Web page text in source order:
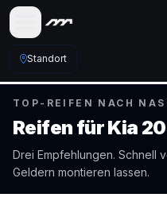
Standort
TOP-REIFEN NACH
Reifen fürKia
Drei Empfehlungen. Schnell
Geldern montieren lassen.